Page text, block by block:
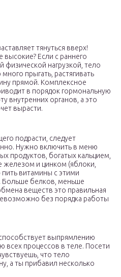
тянуться вверх!
Если с раннего
физической нагрузкой, тело
прыгать, растягивать
прямой. Комплексное
в порядок гормональную
внутренних органов, а это
вырасти.
подрасти, следует
Нужно включить в меню
продуктов, богатых кальцием,
железом и цинком (яблоки,
витамины с этими
Больше белков, меньше
веществ это правильная
без порядка работы
выпрямлению
всех процессов в теле. Посети
что тело
а ты прибавил несколько